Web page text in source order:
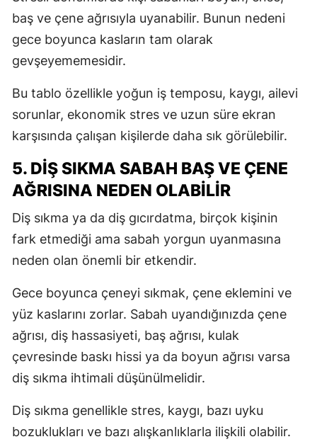
baş ve çene ağrısıyla uyanabilir. Bunun nedeni
gece boyunca kasların tam olarak
gevşeyememesidir.
Bu tablo özellikle yoğun iş temposu, kaygı, ailevi
sorunlar, ekonomik stres ve uzun süre ekran
karşısında çalışan kişilerde daha sık görülebilir.
5. DIŞ SIKMA SABAH BAŞ VE ÇENE
AĞRISINA NEDEN OLABILIR
Diş sıkma ya da diş gıcırdatma, birçok kişinin
fark etmediği ama sabah yorgun uyanmasına
neden olan önemli bir etkendir.
Gece boyunca çeneyi sıkmak, çene eklemini ve
yüz kaslarını zorlar. Sabah uyandığınızda çene
ağrısı, diş hassasiyeti, baş ağrısı, kulak
çevresinde baskı hissi ya da boyun ağrısı varsa
diş sıkma ihtimali düşünülmelidir.
Diş sıkma genellikle stres, kaygı, bazı uyku
bozuklukları ve bazı alışkanlıklarla ilişkili olabilir.